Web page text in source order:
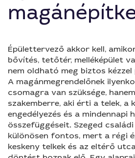
Épülettervező akkor kell,
bővítés, tetőtér, melléképület
nem oldható meg biztos
A magánmegrendelőnek
csomagra van szüksége,
szakemberre, aki érti a telek, a
engedélyezés és a mindennapi
összefüggéseit. Szeged
különösen fontos, mert a régi
keskeny telkek és az eltérő